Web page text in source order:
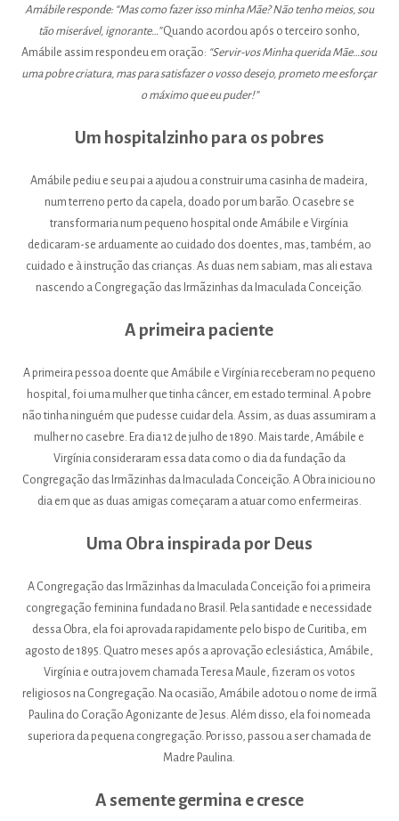
Amábile responde: “Mas como fazer isso minha Mãe? Não tenho meios, sou
tão miserável, ignorante…”Quando acordou após o terceiro sonho,
Amábile assim respondeu em oração: “Servir-vos Minha querida Mãe…sou
uma pobre criatura, mas para satisfazer o vosso desejo, prometo me esforçar
o máximo que eu puder!”
Um hospitalzinho para os pobres
Amábile pediu e seu pai a ajudou a construir uma casinha de madeira,
num terreno perto da capela, doado por um barão. O casebre se
transformaria num pequeno hospital onde Amábile e Virgínia
dedicaram-se arduamente ao cuidado dos doentes, mas, também, ao
cuidado e à instrução das crianças. As duas nem sabiam, mas ali estava
nascendo a Congregação das Irmãzinhas da Imaculada Conceição.
A primeira paciente
A primeira pessoa doente que Amábile e Virgínia receberam no pequeno
hospital, foi uma mulher que tinha câncer, em estado terminal. A pobre
não tinha ninguém que pudesse cuidar dela. Assim, as duas assumiram a
mulher no casebre. Era dia 12 de julho de 1890. Mais tarde, Amábile e
Virgínia consideraram essa data como o dia da fundação da
Congregação das Irmãzinhas da Imaculada Conceição. A Obra iniciou no
dia em que as duas amigas começaram a atuar como enfermeiras.
Uma Obra inspirada por Deus
A Congregação das Irmãzinhas da Imaculada Conceição foi a primeira
congregação feminina fundada no Brasil. Pela santidade e necessidade
dessa Obra, ela foi aprovada rapidamente pelo bispo de Curitiba, em
agosto de 1895. Quatro meses após a aprovação eclesiástica, Amábile,
Virgínia e outra jovem chamada Teresa Maule, fizeram os votos
religiosos na Congregação. Na ocasião, Amábile adotou o nome de irmã
Paulina do Coração Agonizante de Jesus. Além disso, ela foi nomeada
superiora da pequena congregação. Por isso, passou a ser chamada de
Madre Paulina.
A semente germina e cresce